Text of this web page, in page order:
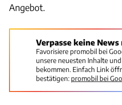
Angebot.
Verpasse keine News
Favorisiere promobil bei
unsere neuesten Inhalte
bekommen. Einfach Link
bestätigen: promobil bei